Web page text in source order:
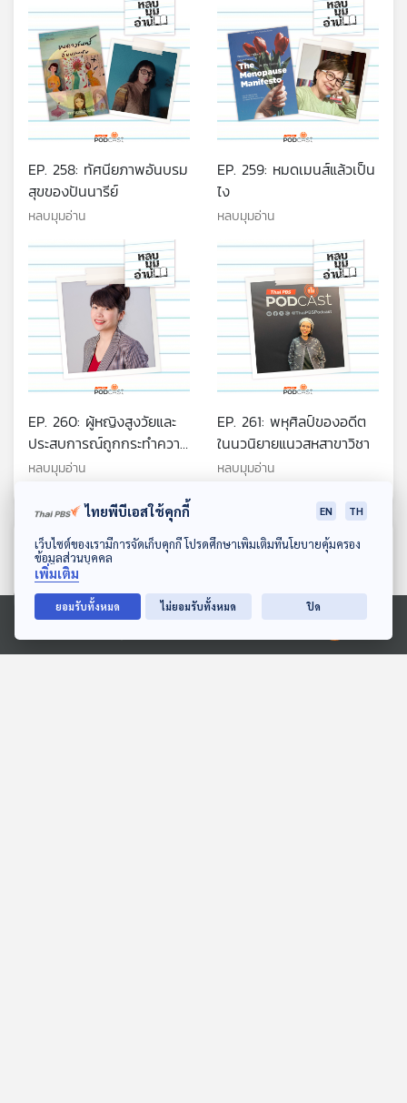
ดาวน์โหลด Thai PBS Podcast Application
Ⓒ 2020 องค์การกระจายเสียงและแพร่ภาพสาธารณะแห่งประเทศไทย
EP. 258: ทัศนียภาพอันบรม
สุขของปันนารีย์
หลบมุมอ่าน
EP. 259: หมดเมนส์แล้วเป็น
ไง
หลบมุมอ่าน
EP. 260: ผู้หญิงสูงวัยและ
ประสบการณ์ถูกกระทำความ
รุนแรง
หลบมุมอ่าน
EP. 261: พหุศิลป์ของอดีต
ในนวนิยายแนวสหสาขาวิชา
หลบมุมอ่าน
ตอนที่เกี่ยวข้อง
ไทยพีบีเอสใช้คุกกี้ EN TH
เว็บไซต์ของเรามีการจัดเก็บคุกกี้ โปรดศึกษาเพิ่มเติมที่นโยบายคุ้มครอง
ข้อมูลส่วนบุคคล
เพิ่มเติม
ยอมรับทั้งหมด ไม่ยอมรับทั้งหมด ปิด